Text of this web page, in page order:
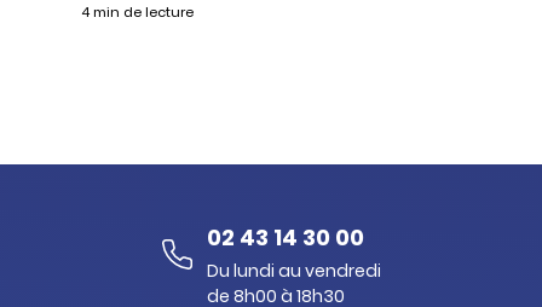
4 min de lecture
02 43 14 30 00
Du lundi au vendredi
de 8h00 à 18h30